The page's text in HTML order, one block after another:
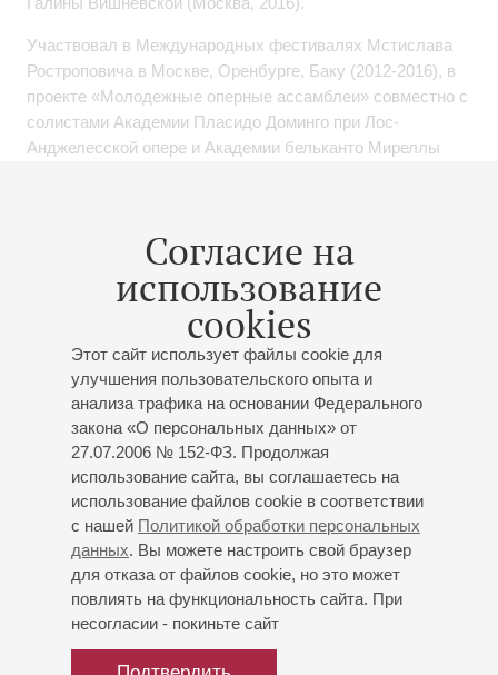
Согласие на
использование
cookies
Этот сайт использует файлы cookie для
улучшения пользовательского опыта и
анализа трафика на основании Федерального
закона «О персональных данных» от
27.07.2006 № 152-ФЗ. Продолжая
использование сайта, вы соглашаетесь на
использование файлов cookie в соответствии
с нашей Политикой обработки персональных
данных. Вы можете настроить свой браузер
для отказа от файлов cookie, но это может
повлиять на функциональность сайта. При
несогласии - покиньте сайт
Участвовал в Международных фестивалях Мстислава
Ростроповича в Москве, Оренбурге, Баку (2012-2016), в
проекте «Молодежные оперные ассамблеи» совместно с
солистами Академии Пласидо Доминго при Лос-
Анджелесской опере и Академии бельканто Миреллы
концерте «Голоса России» солистов Центра оперного
"Peregrinos Musicales" (Сантьяго-де-Компостела,
Испания); в концертном исполнении оперы Дж.Верди
«Симон Бокканегра» (Паоло) в Концертном зале
им.П.И.Чайковского, в концертном исполнении оперы
С.Прокофьева «Семен Котко» в Большом театре, в
Международном фестивале "Harmonia Moraviae" по
приглашению В.Аттанази - руководителя оркестра
Филармонии Богуслава Мартину (Чехия, 2015); в
Международном фестивале «Парад звезд в оперном»
(Красноярск, 2016). В июле 2018 года дебютировал на
фестивале Пуччини в Торре дель Лаго в опере
Дж.Пуччини «Манон Леско».
В качестве солиста Центра Оперного Пения
гастролировал в Австрии, Германии, Франции, США.